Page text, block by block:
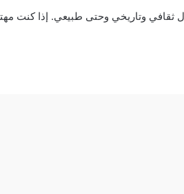
ثقافي وتاريخي وحتى طبيعي. إذا كنت